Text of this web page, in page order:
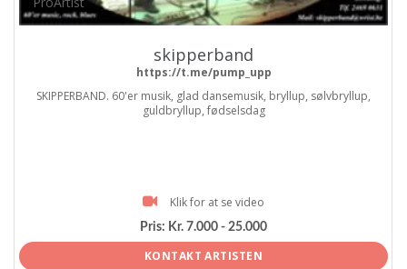
skipperband
https://t.me/pump_upp
SKIPPERBAND. 60'er musik, glad dansemusik, bryllup, sølvbryllup,
guldbryllup, fødselsdag
Klik for at se video
Pris: Kr. 7.000 - 25.000
KONTAKT ARTISTEN